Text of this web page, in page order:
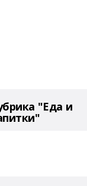
"Еда и